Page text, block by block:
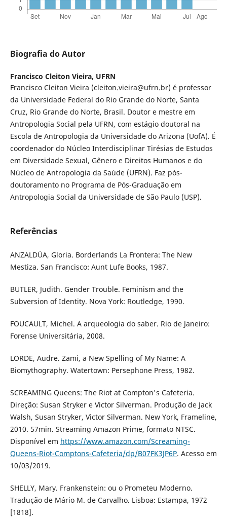
Biografia do Autor
Francisco Cleiton Vieira, UFRN
Francisco Cleiton Vieira (cleiton.vieira@ufrn.br) é professor
da Universidade Federal do Rio Grande do Norte, Santa
Cruz, Rio Grande do Norte, Brasil. Doutor e mestre em
Antropologia Social pela UFRN, com estágio doutoral na
Escola de Antropologia da Universidade do Arizona (UofA). É
coordenador do Núcleo Interdisciplinar Tirésias de Estudos
em Diversidade Sexual, Gênero e Direitos Humanos e do
Núcleo de Antropologia da Saúde (UFRN). Faz pós-
doutoramento no Programa de Pós-Graduação em
Antropologia Social da Universidade de São Paulo (USP).
Referências
ANZALDÚA, Gloria. Borderlands La Frontera: The New
Mestiza. San Francisco: Aunt Lufe Books, 1987.
BUTLER, Judith. Gender Trouble. Feminism and the
Subversion of Identity. Nova York: Routledge, 1990.
FOUCAULT, Michel. A arqueologia do saber. Rio de Janeiro:
Forense Universitária, 2008.
LORDE, Audre. Zami, a New Spelling of My Name: A
Biomythography. Watertown: Persephone Press, 1982.
SCREAMING Queens: The Riot at Compton's Cafeteria.
Direção: Susan Stryker e Victor Silverman. Produção de Jack
Walsh, Susan Stryker, Victor Silverman. New York, Frameline,
2010. 57min. Streaming Amazon Prime, formato NTSC.
Disponível em https://www.amazon.com/Screaming-
Queens-Riot-Comptons-Cafeteria/dp/B07FK3JP6P. Acesso em
10/03/2019.
SHELLY, Mary. Frankenstein: ou o Prometeu Moderno.
Tradução de Mário M. de Carvalho. Lisboa: Estampa, 1972
[1818].